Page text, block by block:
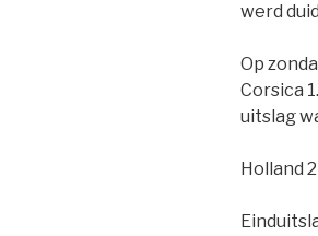
werd
Op
Corsica
uitslag
Holland